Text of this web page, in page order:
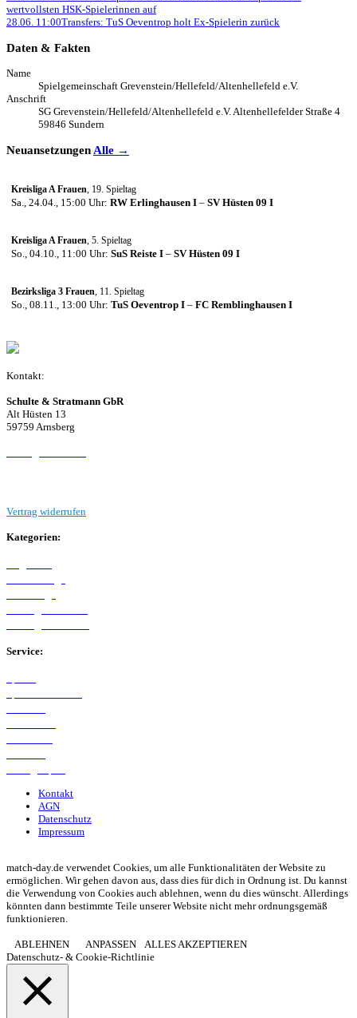
wertvollsten HSK-Spielerinnen auf
28.06. 11:00Transfers: TuS Oeventrop holt Ex-Spielerin zurück
Daten & Fakten
Name
Spielgemeinschaft Grevenstein/Hellefeld/Altenhellefeld e.V.
Anschrift
SG Grevenstein/Hellefeld/Altenhellefeld e.V. Altenhellefelder Straße 4
59846 Sundern
Neuansetzungen Alle →
Kreisliga A Frauen , 19. Spieltag
Sa., 24.04., 15:00 Uhr: RW Erlinghausen I – SV Hüsten 09 I
Kreisliga A Frauen , 5. Spieltag
So., 04.10., 11:00 Uhr: SuS Reiste I – SV Hüsten 09 I
Bezirksliga 3 Frauen , 11. Spieltag
So., 08.11., 13:00 Uhr: TuS Oeventrop I – FC Remblinghausen I
Kontakt:
Schulte & Stratmann GbR
Alt Hüsten 13
59759 Arnsberg
Vertrag widerrufen
Kategorien:
Service:
Kontakt
AGN
Datenschutz
Impressum
match-day.de verwendet Cookies, um alle Funktionalitäten der Website zu
ermöglichen. Wir gehen davon aus, dass dies für dich in Ordnung ist. Du kannst
die Verwendung von Cookies auch ablehnen, wenn du dies wünscht. Allerdings
könnten dann bestimmte Teile unserer Website nicht mehr ordnungsgemäß
funktionieren.
ABLEHNEN ANPASSEN
ALLES AKZEPTIEREN
Datenschutz- & Cookie-Richtlinie